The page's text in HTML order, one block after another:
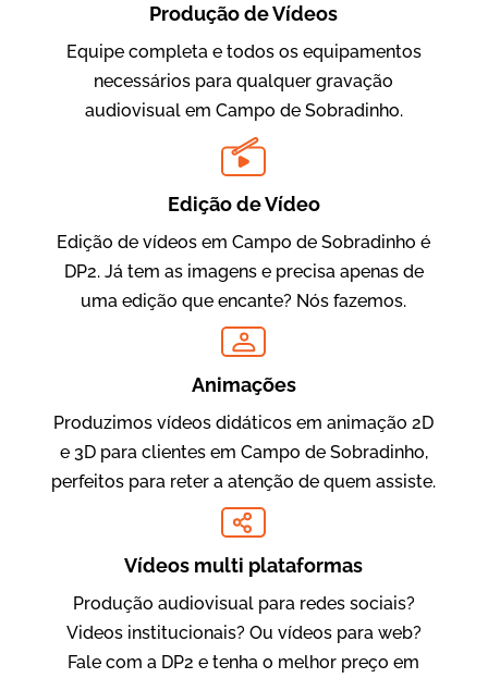
Vídeos de Integração e Segurança
Oftalmocare
Vídeo Institucional
Amigo Edu
Vídeos Publicitários
Produção de Vídeos
Equipe completa e todos os equipamentos
necessários para qualquer gravação
audiovisual em Campo de Sobradinho.
Edição de Vídeo
Edição de vídeos em Campo de Sobradinho é
DP2. Já tem as imagens e precisa apenas de
uma edição que encante? Nós fazemos.
Animações
Produzimos vídeos didáticos em animação 2D
e 3D para clientes em Campo de Sobradinho,
perfeitos para reter a atenção de quem assiste.
Vídeos multi plataformas
Produção audiovisual para redes sociais?
Videos institucionais? Ou vídeos para web?
Fale com a DP2 e tenha o melhor preço em